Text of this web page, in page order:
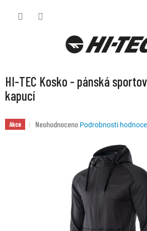
HI-TEC Kosko - pánská
kapucí
Akce
Průměrné
Neohodnoceno Podrobnosti